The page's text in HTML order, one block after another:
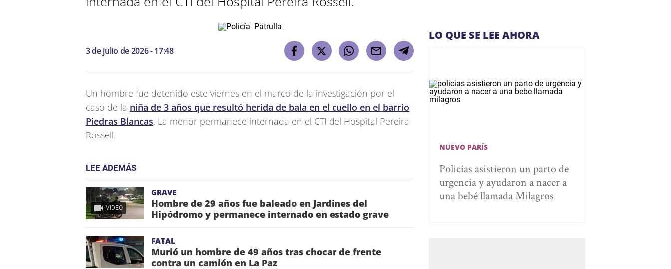
3 de julio de 2026 - 17:48
Un hombre fue detenido este viernes en el marco de la investigación por el
caso de la niña de 3 años que resultó herida de bala en el cuello en el barrio
Piedras Blancas. La menor permanece internada en el CTI del Hospital Pereira
Rossell.
LEE ADEMÁS
VIDEO
GRAVE
Hombre de 29 años fue baleado en Jardines del
Hipódromo y permanece internado en estado grave
FATAL
Murió un hombre de 49 años tras chocar de frente
contra un camión en La Paz
LO QUE SE LEE AHORA
NUEVO PARÍS
Policías asistieron un parto de
urgencia y ayudaron a nacer a
una bebé llamada Milagros